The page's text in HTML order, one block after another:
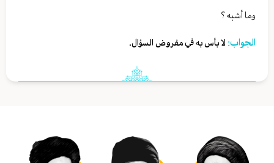
وما أشبه ؟
الجواب: لا بأس به في مفروض السؤال.